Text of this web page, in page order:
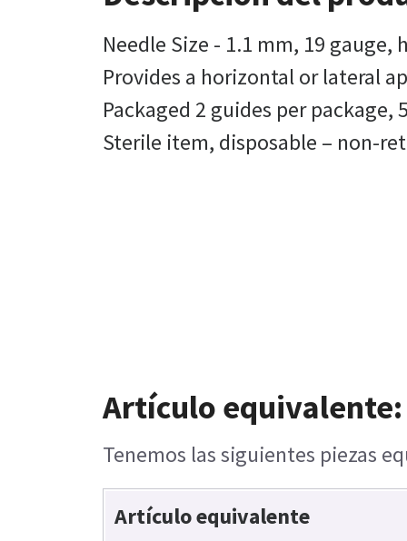
Needle Size - 1.1 mm, 19
Provides a horizontal or lateral
Packaged 2 guides per package,
Sterile item, disposable – non-
Artículo equivalente:
Tenemos las siguientes piezas
Artículo equivalente